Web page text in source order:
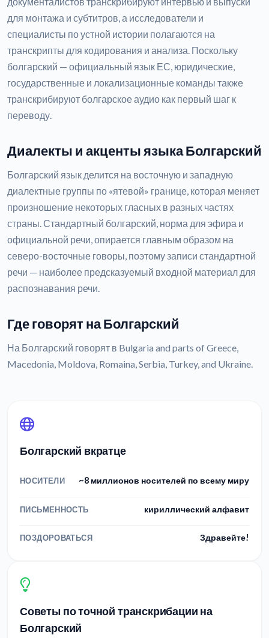
для монтажа и субтитров, а исследователи и
специалисты по устной истории полагаются на
транскрипты для кодирования и анализа. Поскольку
болгарский — официальный язык ЕС, юридические,
государственные и локализационные команды также
транскрибируют болгарское аудио как первый шаг к
переводу.
Диалекты и акценты языка Болгарский
Болгарский язык делится на восточную и западную
диалектные группы по «ятевой» границе, которая меняет
произношение некоторых гласных в разных частях
страны. Стандартный болгарский, норма для эфира и
официальной речи, опирается главным образом на
северо-восточные говоры, поэтому записи стандартной
речи — наиболее предсказуемый входной материал для
распознавания речи.
Где говорят на Болгарский
На Болгарский говорят в Bulgaria and parts of Greece,
Macedonia, Moldova, Romaina, Serbia, Turkey, and Ukraine.
Болгарский вкратце
НОСИТЕЛИ ~8 миллионов носителей по всему миру
ПИСЬМЕННОСТЬ кириллический алфавит
ПОЗДОРОВАТЬСЯ Здравейте!
Советы по точной транскрибации на
Болгарский